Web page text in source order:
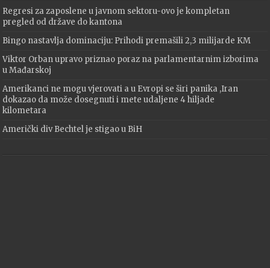
Regresi za zaposlene u javnom sektoru-ovo je kompletan
pregled od države do kantona
Bingo nastavlja dominaciju: Prihodi premašili 2,3 milijarde KM
Viktor Orban upravo priznao poraz na parlamentarnim izborima
u Mađarskoj
Amerikanci ne mogu vjerovati a u Evropi se širi panika ,Iran
dokazao da može dosegnuti i mete udaljene 4 hiljade
kilometara
Američki div Bechtel je stigao u BiH